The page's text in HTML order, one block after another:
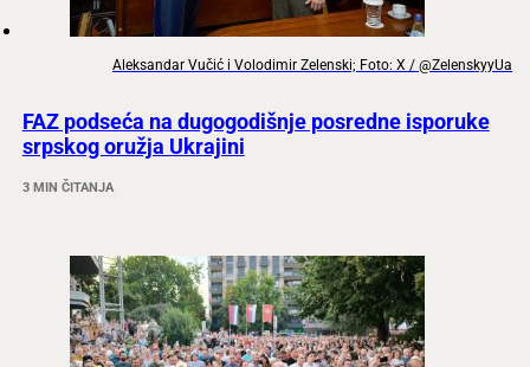
Aleksandar Vučić i Volodimir Zelenski; Foto: X / @ZelenskyyUa
FAZ podseća na dugogodišnje posredne isporuke
srpskog oružja Ukrajini
3 MIN ČITANJA